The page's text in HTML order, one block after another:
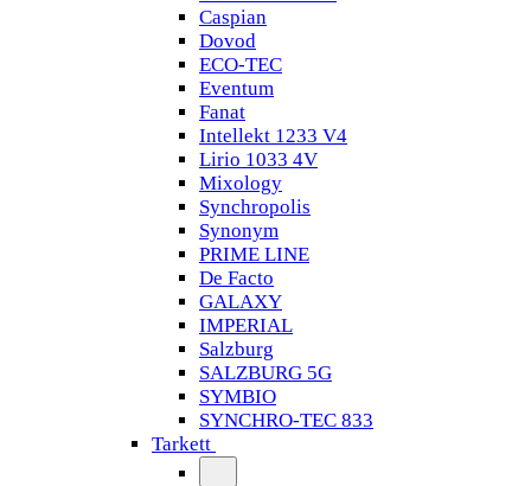
Caspian
Dovod
ECO-TEC
Eventum
Fanat
Intellekt 1233 V4
Lirio 1033 4V
Mixology
Synchropolis
Synonym
PRIME LINE
De Facto
GALAXY
IMPERIAL
Salzburg
SALZBURG 5G
SYMBIO
SYNCHRO-TEC 833
Tarkett